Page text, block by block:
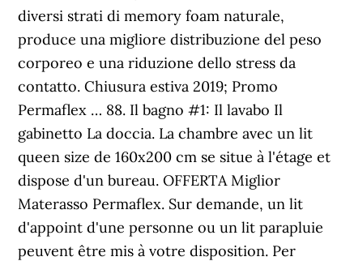
diversi strati di memory foam naturale,
produce una migliore distribuzione del peso
corporeo e una riduzione dello stress da
contatto. Chiusura estiva 2019; Promo
Permaflex … 88. Il bagno #1: Il lavabo Il
gabinetto La doccia. La chambre avec un lit
queen size de 160x200 cm se situe à l'étage et
dispose d'un bureau. OFFERTA Miglior
Materasso Permaflex. Sur demande, un lit
d'appoint d'une personne ou un lit parapluie
peuvent être mis à votre disposition. Per